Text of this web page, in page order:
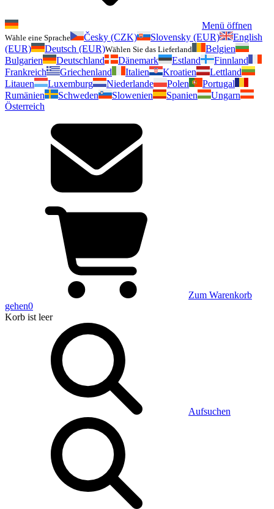
Menü öffnen
Wähle eine Sprache Česky (CZK) Slovensky (EUR)
English
(EUR)
Deutsch (EUR)Wählen Sie das Lieferland
Belgien
Bulgarien
Deutschland Dänemark Estland
Finnland
Frankreich
Griechenland Italien Kroatien
Lettland
Litauen
Luxemburg Niederlande Polen
Portugal
Rumänien
Schweden Slowenien Spanien
Ungarn
Österreich
Zum Warenkorb
gehen0
Korb ist leer
Aufsuchen